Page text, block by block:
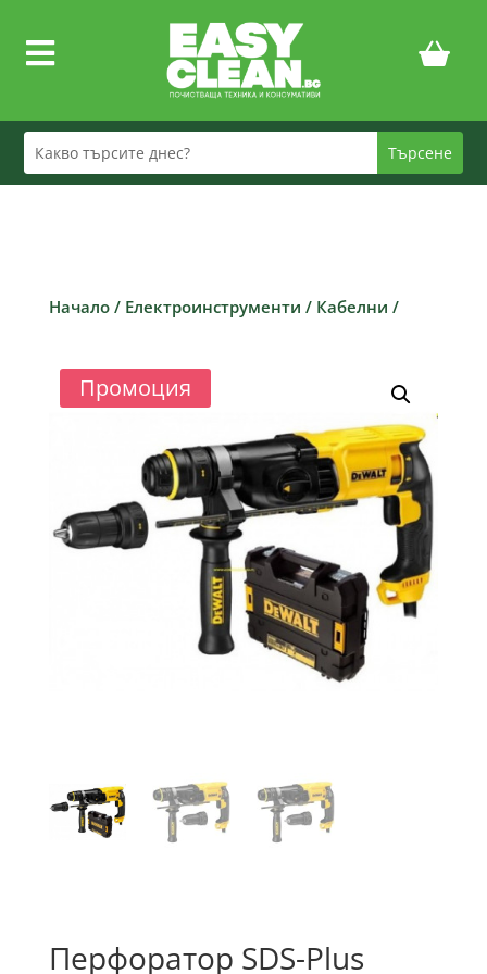

Начало/ Електроинструменти / Кабелни /
Промоция
Перфоратор SDS-Plus